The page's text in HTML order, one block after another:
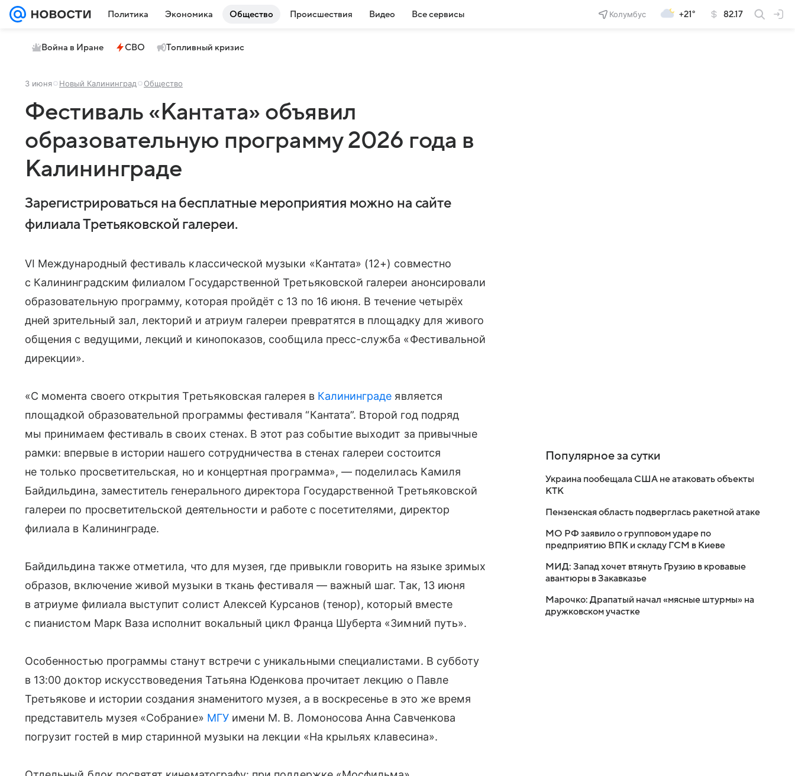
Политика Экономика Общество Происшествия Видео Все сервисы Колумбус +21° 82.17
Война в Иране СВО Топливный кризис
3 июня Новый Калининград Общество
Фестиваль «Кантата» объявил
образовательную программу 2026 года в
Калининграде
Зарегистрироваться на бесплатные мероприятия можно на сайте
филиала Третьяковской галереи.
VI Международный фестиваль классической музыки «Кантата» (12+) совместно
с Калининградским филиалом Государственной Третьяковской галереи анонсировали
образовательную программу, которая пройдёт с 13 по 16 июня. В течение четырёх
дней зрительный зал, лекторий и атриум галереи превратятся в площадку для живого
общения с ведущими, лекций и кинопоказов, сообщила пресс-служба «Фестивальной
дирекции».
«С момента своего открытия Третьяковская галерея в Калининграде является
площадкой образовательной программы фестиваля “Кантата”. Второй год подряд
мы принимаем фестиваль в своих стенах. В этот раз событие выходит за привычные
рамки: впервые в истории нашего сотрудничества в стенах галереи состоится
не только просветительская, но и концертная программа», — поделилась Камиля
Байдильдина, заместитель генерального директора Государственной Третьяковской
галереи по просветительской деятельности и работе с посетителями, директор
филиала в Калининграде.
Байдильдина также отметила, что для музея, где привыкли говорить на языке зримых
образов, включение живой музыки в ткань фестиваля — важный шаг. Так, 13 июня
в атриуме филиала выступит солист Алексей Курсанов (тенор), который вместе
с пианистом Марк Ваза исполнит вокальный цикл Франца Шуберта «Зимний путь».
Особенностью программы станут встречи с уникальными специалистами. В субботу
в 13:00 доктор искусствоведения Татьяна Юденкова прочитает лекцию о Павле
Третьякове и истории создания знаменитого музея, а в воскресенье в это же время
представитель музея «Собрание» МГУимени М. В. Ломоносова Анна Савченкова
погрузит гостей в мир старинной музыки на лекции «На крыльях клавесина».
Популярное за сутки
Украина пообещала США не атаковать объекты
КТК
Пензенская область подверглась ракетной атаке
МО РФ заявило о групповом ударе по
предприятию ВПК и складу ГСМ в Киеве
МИД: Запад хочет втянуть Грузию в кровавые
авантюры в Закавказье
Марочко: Драпатый начал «мясные штурмы» на
дружковском участке